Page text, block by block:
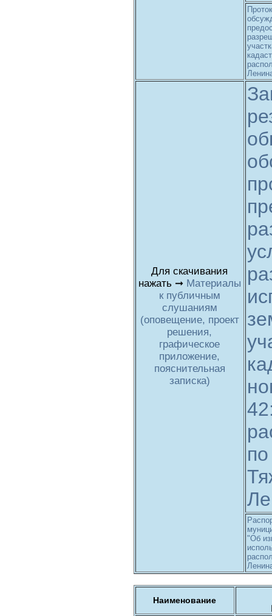
Для скачивания
нажать ➞ Материалы
к публичным
слушаниям
(оповещение, проект
решения,
графическое
приложение,
пояснительная
записка)
"Об
Наименование